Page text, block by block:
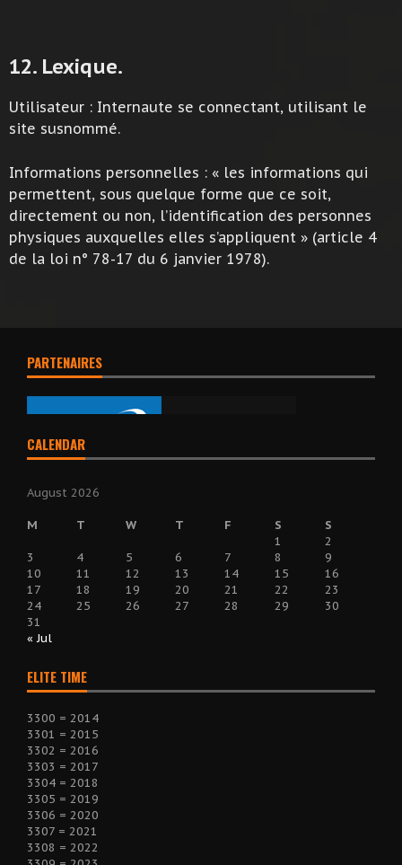
12. Lexique.
Utilisateur : Internaute se connectant, utilisant le
site susnommé.
Informations personnelles : « les informations qui
permettent, sous quelque forme que ce soit,
directement ou non, l’identification des personnes
physiques auxquelles elles s’appliquent » (article 4
de la loi n° 78-17 du 6 janvier 1978).
PARTENAIRES
CALENDAR
August 2026
M T W T F S
S
1
2
3
4 5 6 7 8
9
10
11 12 13 14 15
16
17
18 19 20 21 22
23
24
25 26 27 28 29
30
31
« Jul
ELITE TIME
3300 = 2014
3301 = 2015
3302 = 2016
3303 = 2017
3304 = 2018
3305 = 2019
3306 = 2020
3307 = 2021
3308 = 2022